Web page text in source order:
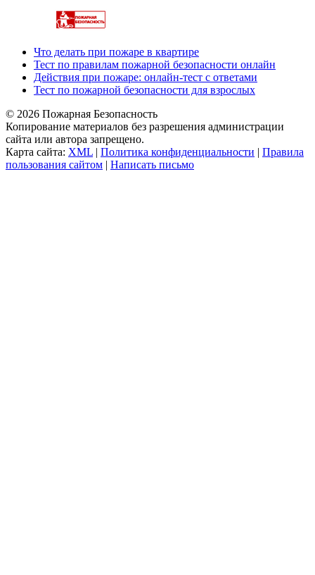
Что делать при пожаре в квартире
Тест по правилам пожарной безопасности онлайн
Действия при пожаре: онлайн-тест с ответами
Тест по пожарной безопасности для взрослых
© 2026 Пожарная Безопасность
Копирование материалов без разрешения администрации
сайта или автора запрещено.
Карта сайта: XML | Политика конфиденциальности | Правила
пользования сайтом | Написать письмо